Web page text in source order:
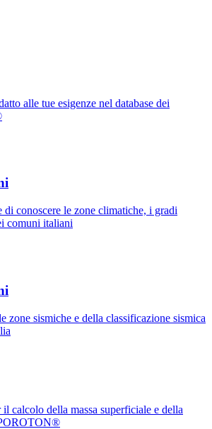
alle tue esigenze nel database dei
di conoscere le zone climatiche, i gradi
comuni italiani
zone sismiche e della classificazione sismica
calcolo della massa superficiale e della